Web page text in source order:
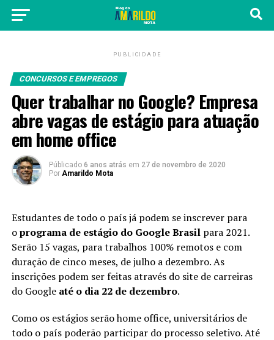
PUBLICIDADE
CONCURSOS E EMPREGOS
Quer trabalhar no Google? Empresa
abre vagas de estágio para atuação
em home office
Públicado 6 anos atrás em 27 de novembro de 2020
Por Amarildo Mota
Estudantes de todo o país já podem se inscrever para
oprograma de estágio do Google Brasilpara 2021.
Serão 15 vagas, para trabalhos 100% remotos e com
duração de cinco meses, de julho a dezembro. As
inscrições podem ser feitas através do site de carreiras
do Google até o dia 22 de dezembro.
Como os estágios serão home office, universitáriosde
todo o país poderão participar do processo seletivo. Até